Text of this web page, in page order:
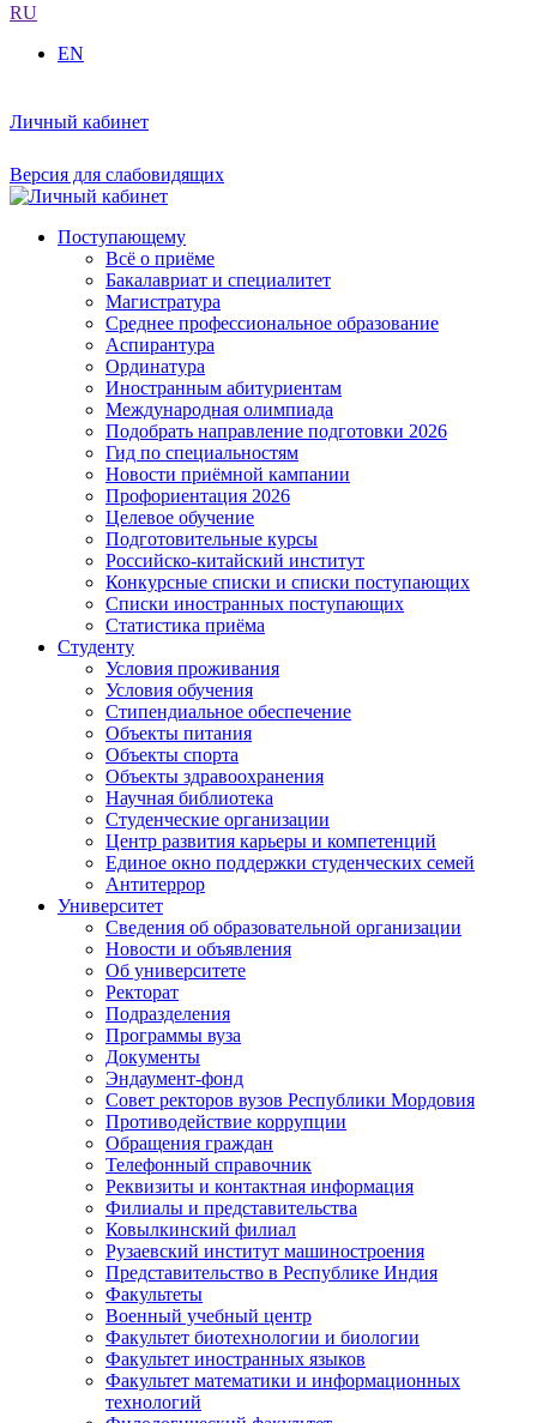
RU
EN
Личный кабинет
Версия для слабовидящих
Поступающему
Всё о приёме
Бакалавриат и специалитет
Магистратура
Среднее профессиональное образование
Аспирантура
Ординатура
Иностранным абитуриентам
Международная олимпиада
Подобрать направление подготовки 2026
Гид по специальностям
Новости приёмной кампании
Профориентация 2026
Целевое обучение
Подготовительные курсы
Российско-китайский институт
Конкурсные списки и списки поступающих
Списки иностранных поступающих
Статистика приёма
Студенту
Условия проживания
Условия обучения
Стипендиальное обеспечение
Объекты питания
Объекты спорта
Объекты здравоохранения
Научная библиотека
Студенческие организации
Центр развития карьеры и компетенций
Единое окно поддержки студенческих семей
Антитеррор
Университет
Сведения об образовательной организации
Новости и объявления
Об университете
Ректорат
Подразделения
Программы вуза
Документы
Эндаумент-фонд
Совет ректоров вузов Республики Мордовия
Противодействие коррупции
Обращения граждан
Телефонный справочник
Реквизиты и контактная информация
Филиалы и представительства
Ковылкинский филиал
Рузаевский институт машиностроения
Представительство в Республике Индия
Факультеты
Военный учебный центр
Факультет биотехнологии и биологии
Факультет иностранных языков
Факультет математики и информационных
технологий